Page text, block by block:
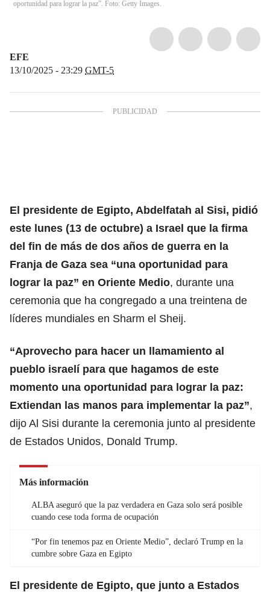
oportunidad para lograr la paz”. Foto: Getty Images.
EFE
13/10/2025 - 23:29 GMT-5
El presidente de Egipto, Abdelfatah al Sisi, pidió
este lunes (13 de octubre) a Israel que la firma
del fin de más de dos años de guerra en la
Franja de Gaza sea “una oportunidad para
lograr la paz” en Oriente Medio, durante una
ceremonia que ha congregado a una treintena de
líderes mundiales en Sharm el Sheij.
“Aprovecho para hacer un llamamiento al
pueblo israelí para que hagamos de este
momento una oportunidad para lograr la paz:
Extiendan las manos para implementar la paz”,
dijo Al Sisi durante la ceremonia junto al presidente
de Estados Unidos, Donald Trump.
Más información
ALBA aseguró que la paz verdadera en Gaza solo será posible
cuando cese toda forma de ocupación
“Por fin tenemos paz en Oriente Medio”, declaró Trump en la
cumbre sobre Gaza en Egipto
El presidente de Egipto, que junto a Estados